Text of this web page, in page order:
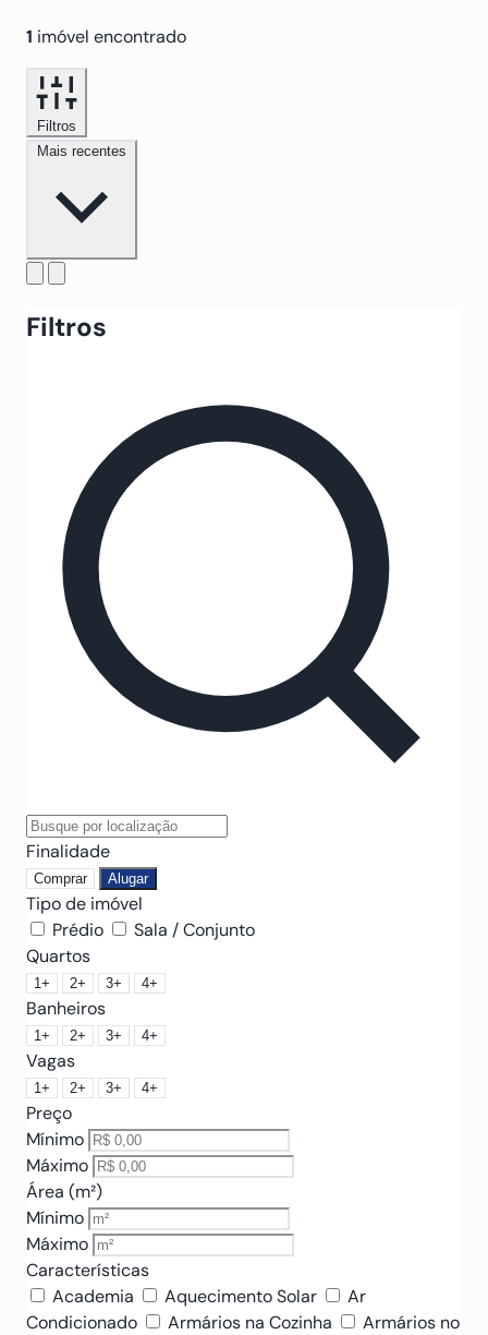
1 imóvel encontrado
Filtros
Mais recentes
Filtros
Finalidade
Comprar Alugar
Tipo de imóvel
Prédio
Sala / Conjunto
Quartos
1+ 2+ 3+ 4+
Banheiros
1+ 2+ 3+ 4+
Vagas
1+ 2+ 3+ 4+
Preço
Mínimo
Máximo
Área (m²)
Mínimo
Máximo
Características
Academia
Aquecimento Solar
Ar
Condicionado
Armários na Cozinha
Armários no